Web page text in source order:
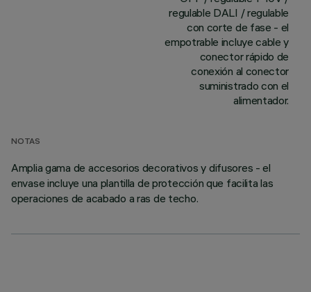
regulable DALI / regulable
con corte de fase - el
empotrable incluye cable y
conector rápido de
conexión al conector
suministrado con el
alimentador.
NOTAS
Amplia gama de accesorios decorativos y difusores - el
envase incluye una plantilla de protección que facilita las
operaciones de acabado a ras de techo.